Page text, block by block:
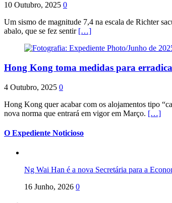
10 Outubro, 2025 0
Um sismo de magnitude 7,4 na escala de Richter
abalo, que se fez sentir […]
Hong Kong toma medidas para
4 Outubro, 2025 0
Hong Kong quer acabar com os alojamentos tipo
nova norma que entrará em vigor em Março. […]
O Expediente Noticioso
Ng Wai Han é a nova Secretária para a
16 Junho, 2026 0